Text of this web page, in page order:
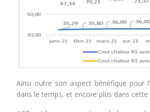
Ainsi outre son aspect bénéfique pour
dans le temps, et encore plus dans